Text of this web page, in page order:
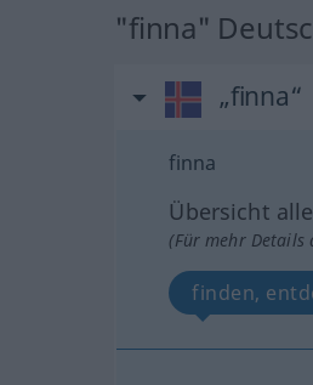
"finna"
„finna“
finna
Übersicht
(Für mehr Details
finden,